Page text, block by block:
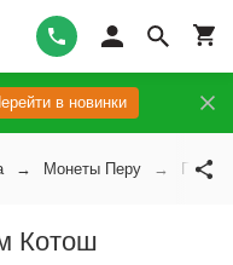
в новинки
Монеты Перу Перу
Котош